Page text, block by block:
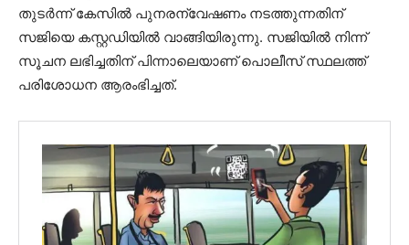
തുടര്‍ന്ന് കേസില്‍ പുനരന്വേഷണം നടത്തുന്നതിന്
സജിയെ കസ്റ്റഡിയില്‍ വാങ്ങിയിരുന്നു. സജിയില്‍ നിന്ന്
സൂചന ലഭിച്ചതിന് പിന്നാലെയാണ് പൊലീസ് സ്ഥലത്ത്
പരിശോധന ആരംഭിച്ചത്.